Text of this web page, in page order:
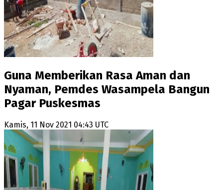
Guna Memberikan Rasa Aman dan
Nyaman, Pemdes Wasampela Bangun
Pagar Puskesmas
Kamis, 11 Nov 2021 04:43 UTC